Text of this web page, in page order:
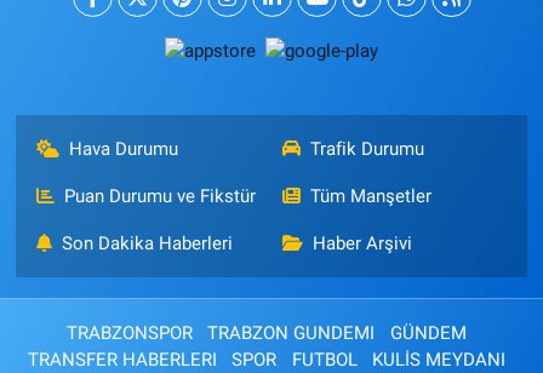
Hava Durumu Trafik Durumu
Puan Durumu ve Fikstür Tüm Manşetler
Son Dakika Haberleri Haber Arşivi
TRABZONSPOR TRABZON GUNDEMI
GÜNDEM
TRANSFER HABERLERI
SPOR FUTBOL
KULİS MEYDANI